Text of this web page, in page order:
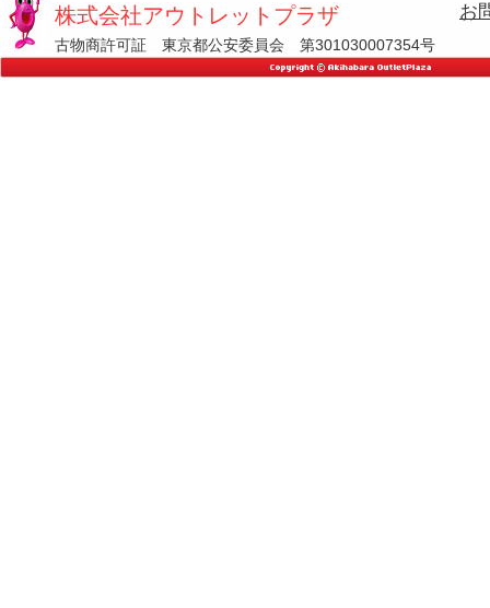
株式会社アウトレットプラザ
古物商許可証 東京都公安委員会 第301030007354号
お